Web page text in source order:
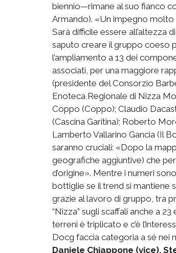
biennio—rimane al suo fianco
Armando). «Un impegno
Sarà difficile essere all’altezza
saputo creare il gruppo coeso
l’ampliamento a 13 dei
associati, per una maggiore
(presidente del Consorzio
Enoteca Regionale di Nizza
Coppo (Coppo); Claudio
(Cascina Garitina); Roberto
Lamberto Vallarino Gancia (Il
saranno cruciali: «Dopo la
geografiche aggiuntive) che
d’origine». Mentre i numeri
bottiglie se il trend si mantiene
grazie al lavoro di gruppo, tra
“Nizza” sugli scaffali anche a
terreni è triplicato e c’è
Docg faccia categoria a sé nei
Daniele Chiappone (vice),